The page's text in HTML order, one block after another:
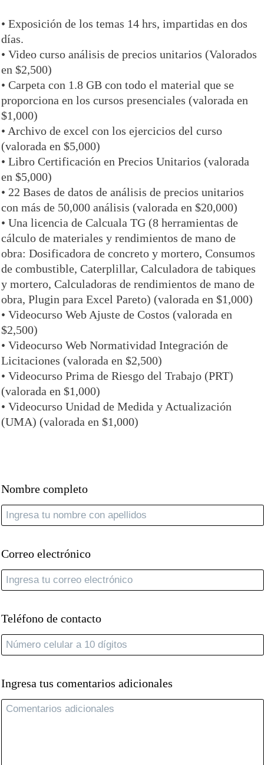
• Exposición de los temas 14 hrs, impartidas en dos
días.
• Video curso análisis de precios unitarios (Valorados
en $2,500)
• Carpeta con 1.8 GB con todo el material que se
proporciona en los cursos presenciales (valorada en
$1,000)
• Archivo de excel con los ejercicios del curso
(valorada en $5,000)
• Libro Certificación en Precios Unitarios (valorada
en $5,000)
• 22 Bases de datos de análisis de precios unitarios
con más de 50,000 análisis (valorada en $20,000)
• Una licencia de Calcuala TG (8 herramientas de
cálculo de materiales y rendimientos de mano de
obra: Dosificadora de concreto y mortero, Consumos
de combustible, Caterplillar, Calculadora de tabiques
y mortero, Calculadoras de rendimientos de mano de
obra, Plugin para Excel Pareto) (valorada en $1,000)
• Videocurso Web Ajuste de Costos (valorada en
$2,500)
• Videocurso Web Normatividad Integración de
Licitaciones (valorada en $2,500)
• Videocurso Prima de Riesgo del Trabajo (PRT)
(valorada en $1,000)
• Videocurso Unidad de Medida y Actualización
(UMA) (valorada en $1,000)
Nombre completo
Correo electrónico
Teléfono de contacto
Ingresa tus comentarios adicionales